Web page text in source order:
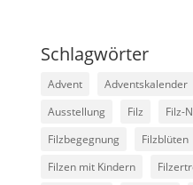
Schlagwörter
Advent Adventskalender
Ausstellung
Filz Filz-
Filzbegegnung
Filzblüten
Filzen mit Kindern